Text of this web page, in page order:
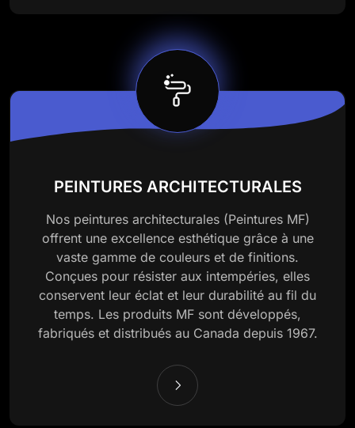
PEINTURES ARCHITECTURALES
Nos peintures architecturales (Peintures MF)
offrent une excellence esthétique grâce à une
vaste gamme de couleurs et de finitions.
Conçues pour résister aux intempéries, elles
conservent leur éclat et leur durabilité au fil du
temps. Les produits MF sont développés,
fabriqués et distribués au Canada depuis 1967.